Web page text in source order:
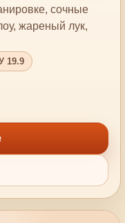
сочные
жареный лук,
19.9